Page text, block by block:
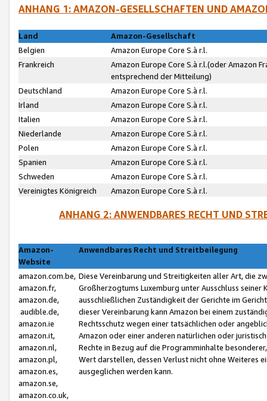
ANHANG 1: AMAZON-GESELLSCHAFTEN UND
Land
Amazon-Gesellschaft
Belgien
Amazon Europe Core S.à r.l.
Frankreich
Amazon Europe Core S.à r.l.(oder Amazon
entsprechend der Mitteilung)
Deutschland
Amazon Europe Core S.à r.l.
Irland
Amazon Europe Core S.à r.l.
Italien
Amazon Europe Core S.à r.l.
Niederlande
Amazon Europe Core S.à r.l.
Polen
Amazon Europe Core S.à r.l.
Spanien
Amazon Europe Core S.à r.l.
Schweden
Amazon Europe Core S.à r.l.
Vereinigtes Königreich
Amazon Europe Core S.à r.l.
ANHANG 2: ANWENDBARES RECHT UND
Amazon-
Website
Anwendbares Recht und Streitbeilegung
amazon.com.be,
amazon.fr,
amazon.de,
audible.de,
amazon.ie
amazon.it,
amazon.nl,
amazon.pl,
amazon.es,
amazon.se,
amazon.co.uk,
Diese Vereinbarung und Streitigkeiten aller Art, die
Großherzogtums Luxemburg unter Ausschluss
ausschließlichen Zuständigkeit der Gerichte im
dieser Vereinbarung kann Amazon bei einem
Rechtsschutz wegen einer tatsächlichen oder
Amazon oder einer anderen natürlichen oder
Rechte in Bezug auf die Programminhalte
Wert darstellen, dessen Verlust nicht ohne Weiteres
ausgeglichen werden kann.